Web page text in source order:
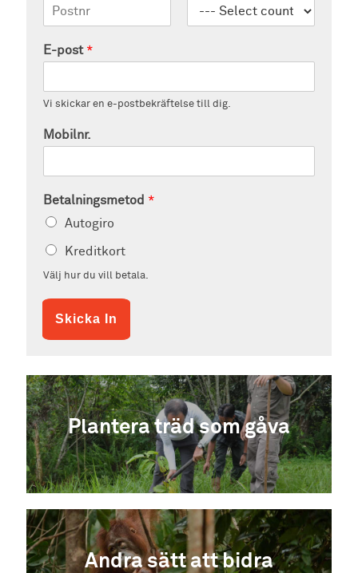
E-post *
Vi skickar en e-postbekräftelse till dig.
Mobilnr.
Betalningsmetod *
Autogiro
Kreditkort
Välj hur du vill betala.
Skicka In
Plantera träd som gåva
Andra sätt att bidra